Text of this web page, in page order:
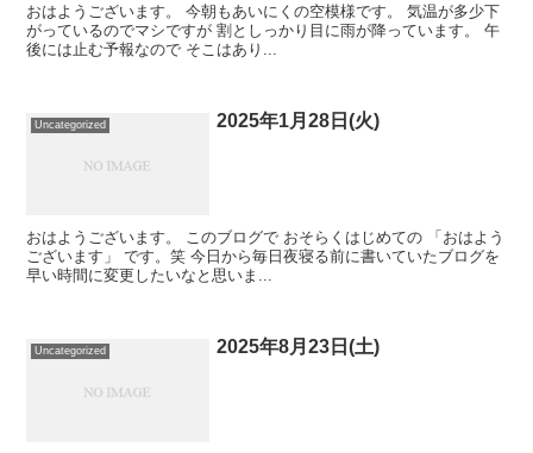
おはようございます。 今朝もあいにくの空模様です。 気温が多少下
がっているのでマシですが 割としっかり目に雨が降っています。 午
後には止む予報なので そこはあり...
Uncategorized 2025年1月28日(火)
おはようございます。 このブログで おそらくはじめての 「おはよう
ございます」 です。笑 今日から毎日夜寝る前に書いていたブログを
早い時間に変更したいなと思いま...
Uncategorized 2025年8月23日(土)